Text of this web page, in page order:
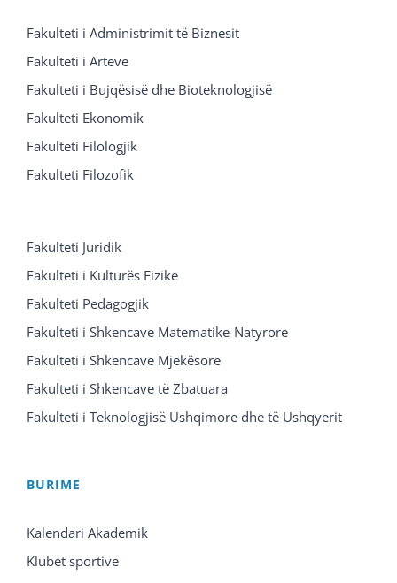
Fakulteti i Administrimit të Biznesit
Fakulteti i Arteve
Fakulteti i Bujqësisë dhe Bioteknologjisë
Fakulteti Ekonomik
Fakulteti Filologjik
Fakulteti Filozofik
Fakulteti Juridik
Fakulteti i Kulturës Fizike
Fakulteti Pedagogjik
Fakulteti i Shkencave Matematike-Natyrore
Fakulteti i Shkencave Mjekësore
Fakulteti i Shkencave të Zbatuara
Fakulteti i Teknologjisë Ushqimore dhe të Ushqyerit
BURIME
Kalendari Akademik
Klubet sportive